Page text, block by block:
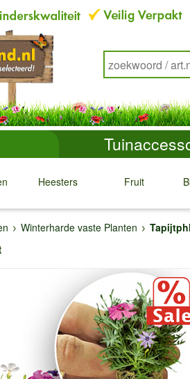
Heesters
↓
Fruit
↓ ↓
Winterharde vaste Planten